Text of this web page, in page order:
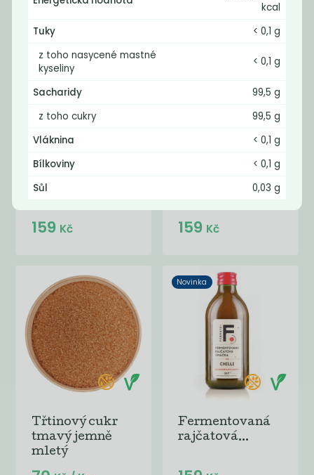
Novinka
Fermentovaná
159 Kč
Fermentovaná
159 Kč
Třtinový cukr
tmavý jemně
mletý
Novinka
Fermentovaná
rajčatová...
kcal
Tuky
< 0,1 g
z toho nasycené mastné
kyseliny
< 0,1 g
Sacharidy
99,5 g
z toho cukry
99,5 g
Vláknina
< 0,1 g
Bílkoviny
< 0,1 g
Sůl
0,03 g